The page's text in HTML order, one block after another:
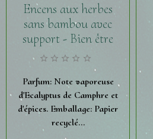
Encens aux herbes
sans bambou avec
support - Bien être
Parfum: Note vaporeuse
d'Ecalyptus de Camphre et
d'épices. Emballage: Papier
recyclé...